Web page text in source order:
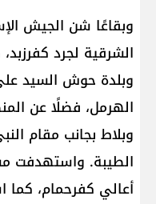
وبقاعًا شن الجيش
الشرقية لجرد
وبلدة حوش السيد
الهرمل، فضلًا عن
وبلاط بجانب مقام
الطيبة. واستهدفت